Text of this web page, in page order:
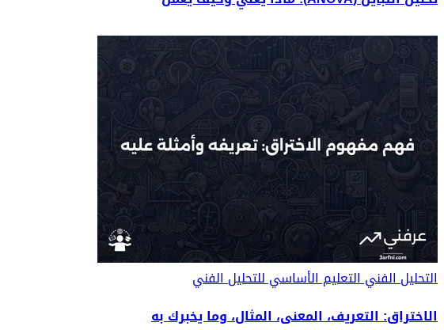
التحليل الفنيالتعليم الأساسي للتحليل الفني
الاختراق: التعريف، المعنى، المثال، وما يخبرك به